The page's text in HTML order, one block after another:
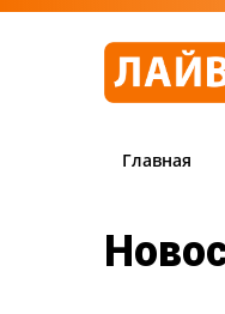
Главная